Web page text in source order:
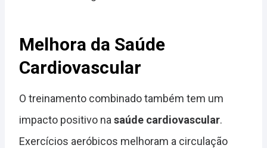
Melhora da Saúde
Cardiovascular
O treinamento combinado também tem um
impacto positivo na saúde cardiovascular.
Exercícios aeróbicos melhoram a circulação